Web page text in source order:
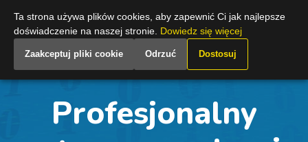
Poland
Profesjonalny
Ta strona używa plików cookies, aby zapewnić Ci jak najlepsze
doświadczenie na naszej stronie. Dowiedz się więcej
Zaakceptuj pliki cookie Odrzuć Dostosuj